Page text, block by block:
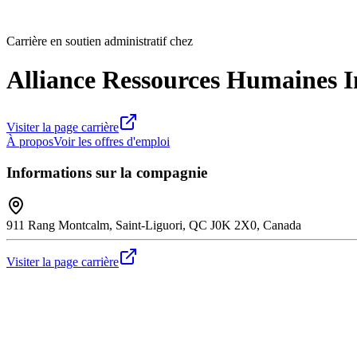
Carrière en soutien administratif chez
Alliance Ressources Humaines
Visiter la page carrière
À proposVoir les offres d'emploi
Informations sur la compagnie
911 Rang Montcalm, Saint-Liguori, QC J0K 2X0, Canada
Visiter la page carrière